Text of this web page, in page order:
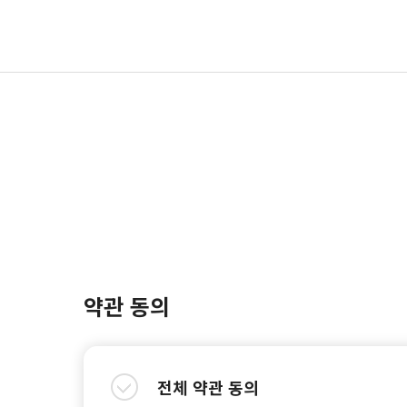
약관 동의
전체 약관 동의